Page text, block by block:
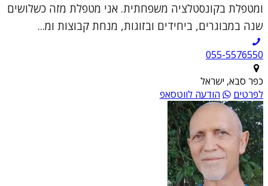
ומטפלת בקונסטלציה משפחתית. אני מטפלת מזה כשלושים
שנה במבוגרים, ביחידים ובזוגות, מנחת קבוצות ומ...
055-5576550
כפר סבא, ישראל
לפרטים
הודעה לווטסאפ